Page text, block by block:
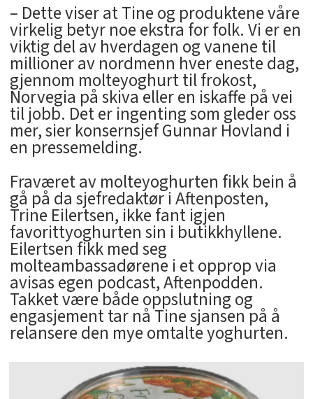
– Dette viser at Tine og produktene våre
virkelig betyr noe ekstra for folk. Vi er en
viktig del av hverdagen og vanene til
millioner av nordmenn hver eneste dag,
gjennom molteyoghurt til frokost,
Norvegia på skiva eller en iskaffe på vei
til jobb. Det er ingenting som gleder oss
mer, sier konsernsjef Gunnar Hovland i
en pressemelding.
Fraværet av molteyoghurten fikk bein å
gå på da sjefredaktør i Aftenposten,
Trine Eilertsen, ikke fant igjen
favorittyoghurten sin i butikkhyllene.
Eilertsen fikk med seg
molteambassadørene i et opprop via
avisas egen podcast, Aftenpodden.
Takket være både oppslutning og
engasjement tar nå Tine sjansen på å
relansere den mye omtalte yoghurten.